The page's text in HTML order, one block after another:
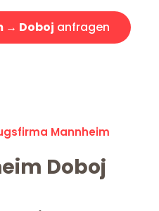
→ Doboj anfragen
Mannheim
Doboj